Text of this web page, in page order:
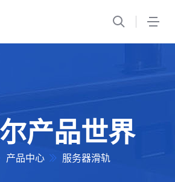
产品世界
产品中心 服务器滑轨